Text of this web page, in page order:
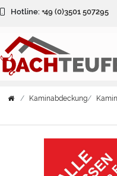
Hotline: +49 (0)3501 507295
Kaminabdeckung